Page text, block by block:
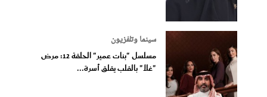
سينما وتلفزيون
مسلسل "بنات عمير" الحلقة 12: مرض
"غلا" بالقلب يقلق أسرة...